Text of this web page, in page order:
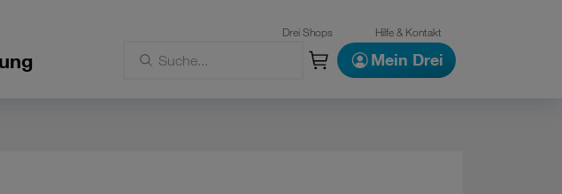
Drei Shops Hilfe & Kontakt
Mein Drei